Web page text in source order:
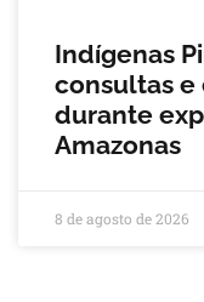
Indígenas
consultas e
durante
Amazonas
8 de agosto de 2026